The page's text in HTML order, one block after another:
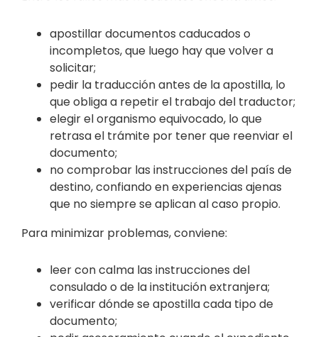
apostillar documentos caducados o
incompletos, que luego hay que volver a
solicitar;
pedir la traducción antes de la apostilla, lo
que obliga a repetir el trabajo del traductor;
elegir el organismo equivocado, lo que
retrasa el trámite por tener que reenviar el
documento;
no comprobar las instrucciones del país de
destino, confiando en experiencias ajenas
que no siempre se aplican al caso propio.
Para minimizar problemas, conviene:
leer con calma las instrucciones del
consulado o de la institución extranjera;
verificar dónde se apostilla cada tipo de
documento;